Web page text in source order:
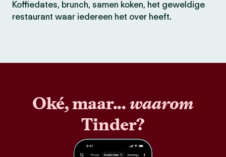
Koffiedates, brunch, samen koken, het geweldige
restaurant waar iedereen het over heeft.
Oké, maar...waarom
Tinder?